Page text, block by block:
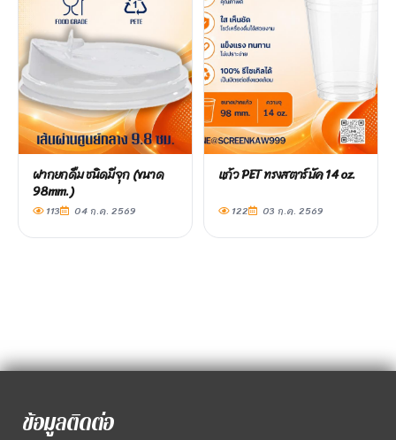
ฝากยกดื่ม ชนิดมีจุก (ขนาด
98mm.)
113 04 ก.ค. 2569
แก้ว PET ทรงสตาร์บัค 14 oz.
122 03 ก.ค. 2569
ข้อมูลติดต่อ